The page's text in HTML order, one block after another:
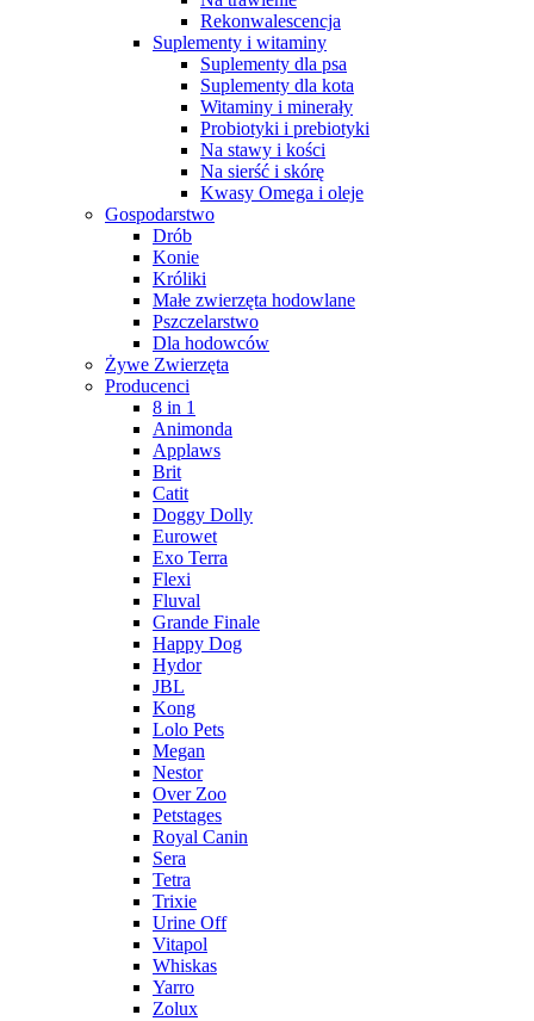
Rekonwalescencja
Suplementy i witaminy
Suplementy dla psa
Suplementy dla kota
Witaminy i minerały
Probiotyki i prebiotyki
Na stawy i kości
Na sierść i skórę
Kwasy Omega i oleje
Gospodarstwo
Drób
Konie
Króliki
Małe zwierzęta hodowlane
Pszczelarstwo
Dla hodowców
Żywe Zwierzęta
Producenci
8 in 1
Animonda
Applaws
Brit
Catit
Doggy Dolly
Eurowet
Exo Terra
Flexi
Fluval
Grande Finale
Happy Dog
Hydor
JBL
Kong
Lolo Pets
Megan
Nestor
Over Zoo
Petstages
Royal Canin
Sera
Tetra
Trixie
Urine Off
Vitapol
Whiskas
Yarro
Zolux